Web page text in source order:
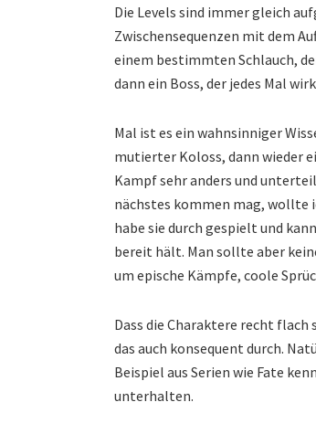
Die Levels sind immer gleich
Zwischensequenzen mit dem
einem bestimmten Schlauch,
dann ein Boss, der jedes Mal
Mal ist es ein wahnsinniger
mutierter Koloss, dann wieder
Kampf sehr anders und
nächstes kommen mag, wollte
habe sie durch gespielt und
bereit hält. Man sollte aber
um epische Kämpfe, coole
Dass die Charaktere recht
das auch konsequent durch.
Beispiel aus Serien wie Fate
unterhalten.